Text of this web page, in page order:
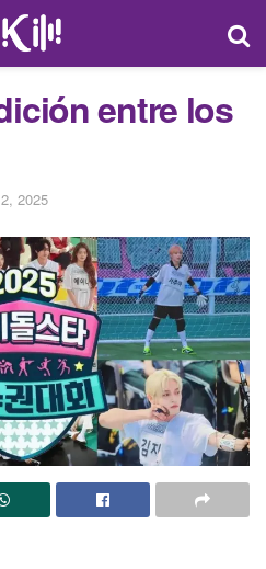
entre los
2025